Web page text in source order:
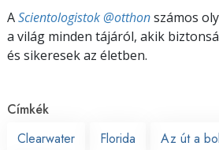
AScientologistok @otthonszámos
a világ minden tájáról, akik
és sikeresek az életben.
Címkék
Clearwater
Florida Az út a